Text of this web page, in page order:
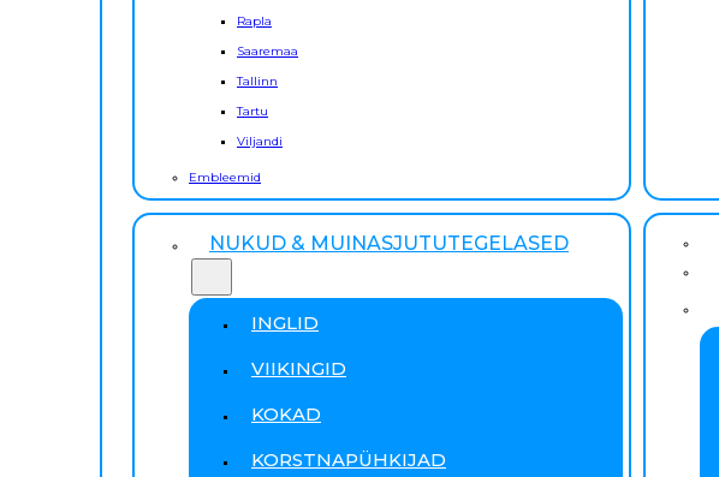
Rapla
Saaremaa
Tallinn
Tartu
Viljandi
Embleemid
NUKUD & MUINASJUTUTEGELASED
INGLID
VIIKINGID
KOKAD
KORSTNAPÜHKIJAD